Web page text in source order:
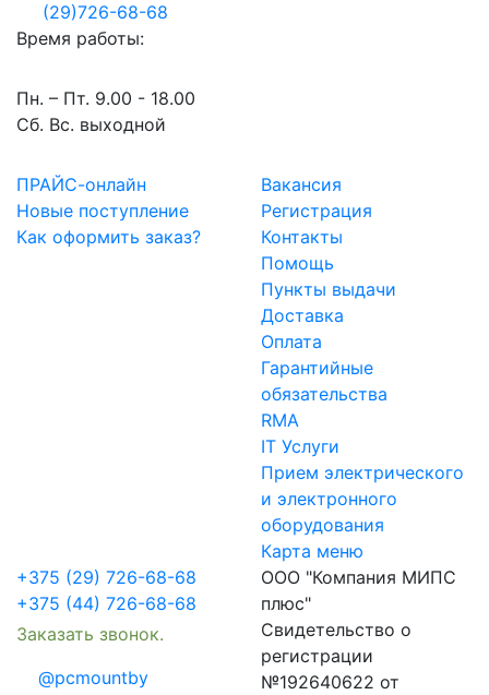
(29)726-68-68
Время работы:
Пн. – Пт. 9.00 - 18.00
Сб. Вс. выходной
ПРАЙС-онлайн
Новые поступление
Как оформить заказ?
Вакансия
Регистрация
Контакты
Помощь
Пункты выдачи
Доставка
Оплата
Гарантийные
обязательства
RMA
IT Услуги
Прием электрического
и электронного
оборудования
Карта меню
+375 (29) 726-68-68
+375 (44) 726-68-68
Заказать звонок.
@pcmountby
ООО "Компания МИПС
плюс"
Свидетельство о
регистрации
№192640622 от